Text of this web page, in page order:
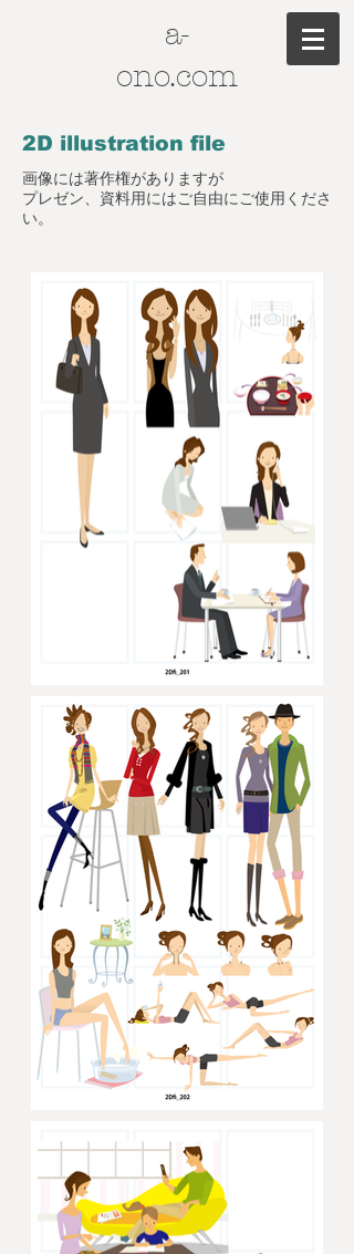
a-
ono.com
2D illustration file
​画像には著作権がありますが
プレゼン、資料用にはご自由にご使用くださ
い。